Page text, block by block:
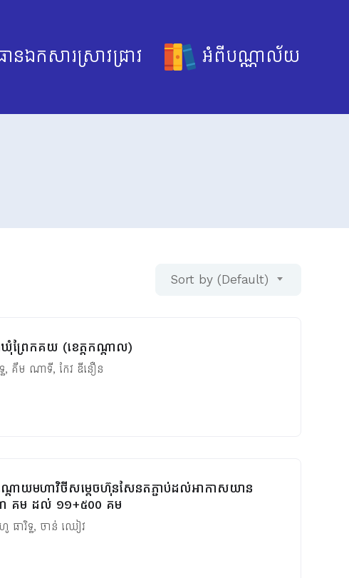
នឯកសារស្រាវជ្រាវ អំពីបណ្ណាល័យ
Sort by (Default)
ឃុំព្រែកគយ (ខេត្តកណ្តាល)
, គឹម ណាទី, កែវ ឌីនឿន
ណ្តោយមហាវិថីសម្តេចហ៊ុនសែនតភ្ជាប់ដល់អាកាសយាន
៣ គម ដល់ ១១+៥០០ គម
ហូ​ ធារិទ្ធ, ចាន់ ឈៀវ